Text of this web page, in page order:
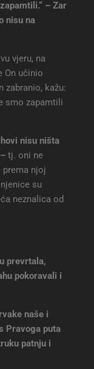
– Zar
nisu na
vjeru, na
On učinio
zabranio, kažu:
smo zapamtili
nisu ništa
– tj. oni ne
prema njoj
su
neznalica od
prevrtala,
pokoravali i
naše i
Pravoga puta
patnju i